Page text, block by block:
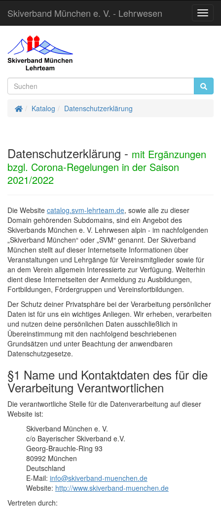
Skiverband München e. V. - Lehrwesen
Startseite
Katalog Datenschutzerklärung
Datenschutzerklärung - mit Ergänzungen
bzgl. Corona-Regelungen in der Saison
2021/2022
Die Website catalog.svm-lehrteam.de, sowie alle zu dieser
Domain gehörenden Subdomains, sind ein Angebot des
Skiverbands München e. V. Lehrwesen alpin - im nachfolgenden
„Skiverband München“ oder „SVM“ genannt. Der Skiverband
München stellt auf dieser Internetseite Informationen über
Veranstaltungen und Lehrgänge für Vereinsmitglieder sowie für
an dem Verein allgemein Interessierte zur Verfügung. Weiterhin
dient diese Internetseiten der Anmeldung zu Ausbildungen,
Fortbildungen, Fördergruppen und Vereinsfortbildungen.
Der Schutz deiner Privatsphäre bei der Verarbeitung persönlicher
Daten ist für uns ein wichtiges Anliegen. Wir erheben, verarbeiten
und nutzen deine persönlichen Daten ausschließlich in
Übereinstimmung mit den nachfolgend beschriebenen
Grundsätzen und unter Beachtung der anwendbaren
Datenschutzgesetze.
§1 Name und Kontaktdaten des für die
Verarbeitung Verantwortlichen
Die verantwortliche Stelle für die Datenverarbeitung auf dieser
Website ist:
Skiverband München e. V.
c/o Bayerischer Skiverband e.V.
Georg-Brauchle-Ring 93
80992 München
Deutschland
E-Mail: info@skiverband-muenchen.de
Website: http://www.skiverband-muenchen.de
Vertreten durch: